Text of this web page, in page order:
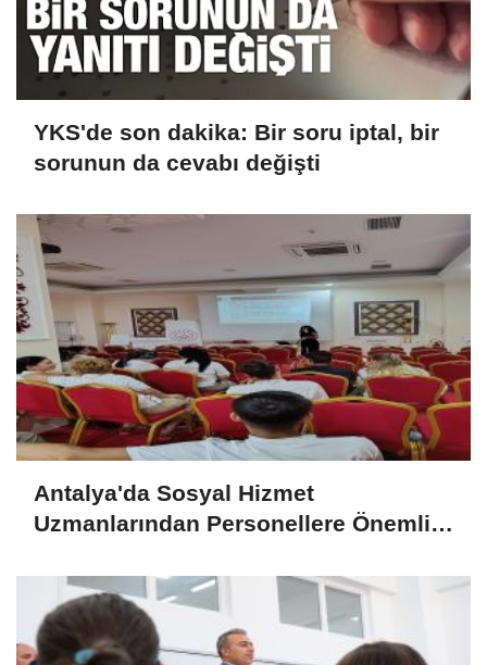
YKS'de son dakika: Bir soru iptal, bir
sorunun da cevabı değişti
Antalya'da Sosyal Hizmet
Uzmanlarından Personellere Önemli